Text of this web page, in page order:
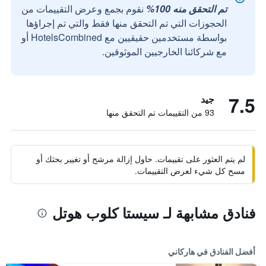
تم التحقق منه 100%
نقوم بجمع وعرض التقييمات من
الحجوزات التي تم التحقق منها فقط والتي تم إجراؤها
بواسطة مستخدمين حقيقيين مع HotelsCombined أو
مع شركائنا الخارجيين الموثوقين.
7.5 جيد
93 من التقييمات تم التحقق منها
لم يتم العثور على تقييمات. حاول إزالة مرشح أو تغيير بحثك أو
مسح كل شيء لعرض التقييمات.
فنادق مشابهة لـ سيستا كلوب هوتل
أفضل الفنادق في هاركاني